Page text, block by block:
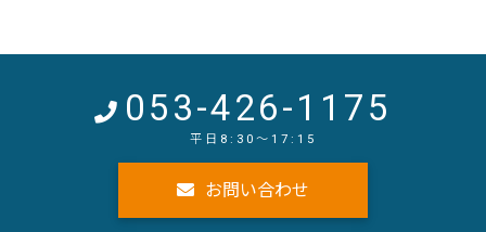
053-426-1175
お問い合わせ